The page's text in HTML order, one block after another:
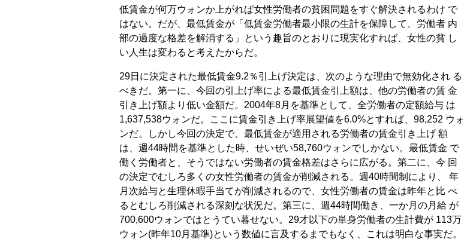
低賃金が何万ウォンか上がれば女性労働者の貧困問題をすぐ解決されるわけ で
はない。だが、最低賃金が「低賃金労働者最小限の生計を保障して、労働者 内
部の過度な格差を解消する」という趣旨のとおりに現実化すれば、女性の貧 し
い人生は変わると考えたからだ。
29日に決定された最低賃金9.2％引上げ決定は、次のような理由で無効化され る
べきだ。第一に、今回の引上げ率による最低賃金引上額は、他の労働者の賃 金
引き上げ額より低い金額だ。2004年8月を基準として、全労働者の定額給与 は
1,637,538ウォンだ。ここに賃金引き上げ率展望値を6.0%とすれば、98,252 ウォ
ンだ。しかし今回の決定で、最低賃金が適用される労働者の賃金引き上げ 額
は、週44時間を基準とした時、せいぜい58,760ウォンでしかない。最低賃金 で
働く労働者と、そうではない労働者の賃金格差はさらに広がる。第二に、今 回
の決定でむしろ多くの女性労働者の賃金が削減される。週40時間制により、 年
月次給与と生理休暇手当てが削減されるので、女性労働者の賃金は昨年と比 べ
るとむしろ削減される深刻な状況だ。第三に、週44時間働き、一か月の月給 が
700,600ウォンではとうてい暮せない。29才以下の単身労働者の生計費が 113万
ウォン(昨年10月基準)という数値に言及するまでもなく、これは明白な事実だ。